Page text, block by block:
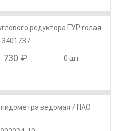
редуктора ГУР голая
3401737
730 ₽ 0 шт.
ведомая / ПАО